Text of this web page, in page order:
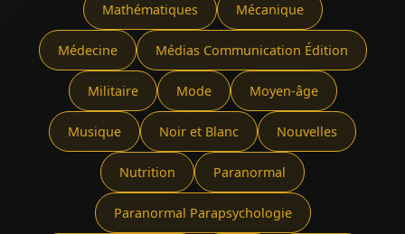
Mathématiques Mécanique
Médecine Médias Communication Édition
Militaire Mode Moyen-âge
Musique Noir et Blanc Nouvelles
Nutrition Paranormal
Paranormal Parapsychologie